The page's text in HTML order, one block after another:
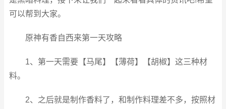
可以帮到大家。
原神有香自西来第一天攻略
1、第一天需要【马尾】【薄荷】【胡椒】这三种材
料。
2、之后就是制作香料了，和制作料理差不多，按照材